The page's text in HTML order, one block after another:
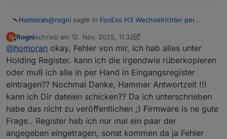
Homoran@rogni sagte in FoxEss H3 Wechselrichter per
Habe Fox ESS nochmal angeschrieben und mit
wurde nochmals bestätigt das es die richtigen
hast du auch die entsprechende Firmware?
@rognisagte inFoxEss H3 Wechselrichter per
Modbus in ioBroker:
modbus.0 10:47:50.223 warn
[DevID_247/holdingRegs] Block 38801-38819: {}
gibt es auch debug Ausgaben?
R
Offline
Rognischrieb am 12. Nov. 2025, 11:32
zuletzt editiert von Rogni11. Dez. 2025, 12:37
@homoran okay, Fehler von mir, ich hab alles unter
Holding Register. kann ich die irgendwie rüberkopieren
oder muß ich alle in per Hand in Eingangsregister
eintragen?? Nochmal Danke, Hammer Antwortzeit !!!
kann ich Dir dateien schicken?? Da ich unterschrieben
habe das nicht zu veröffentlichen ;) Firmware is ne gute
Frage.. Register hab ich nur mal ein paar der
angegeben eingetragen, sonst kommen da ja Fehler